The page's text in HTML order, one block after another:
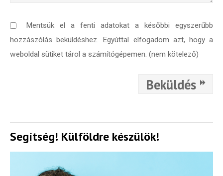
Mentsük el a fenti adatokat a későbbi egyszerűbb
hozzászólás beküldéshez. Egyúttal elfogadom azt, hogy a
weboldal sütiket tárol a számítógépemen. (nem kötelező)
Beküldés
Segítség! Külföldre készülök!